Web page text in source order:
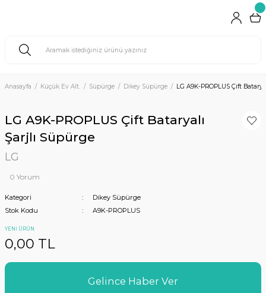
Anasayfa Küçük Ev Alt. Süpürge Dikey Süpürge LG A9K-PROPLUS Çift
LG A9K-PROPLUS Çift Bataryalı
Şarjlı Süpürge
LG
0 Yorum
Kategori
Dikey Süpürge
Stok Kodu
A9K-PROPLUS
YENİ ÜRÜN
0,00 TL
Gelince Haber Ver